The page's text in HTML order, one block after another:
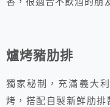
爐烤豬肋排
獨家秘制，充滿義大
烤，搭配自製新鮮肋